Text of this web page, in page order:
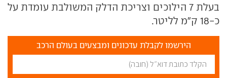
בעלת 7 הילוכים וצריכת הדלק המשולבת עומדת על
כ-18 ק"מ לליטר.
הירשמו לקבלת עדכונים ומבצעים בעולם הרכב